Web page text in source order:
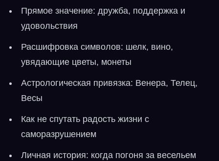
Прямое значение: дружба, поддержка и
удовольствия
Расшифровка символов: шелк, вино,
увядающие цветы, монеты
Астрологическая привязка: Венера, Телец,
Весы
Как не спутать радость жизни с
саморазрушением
Личная история: когда погоня за весельем